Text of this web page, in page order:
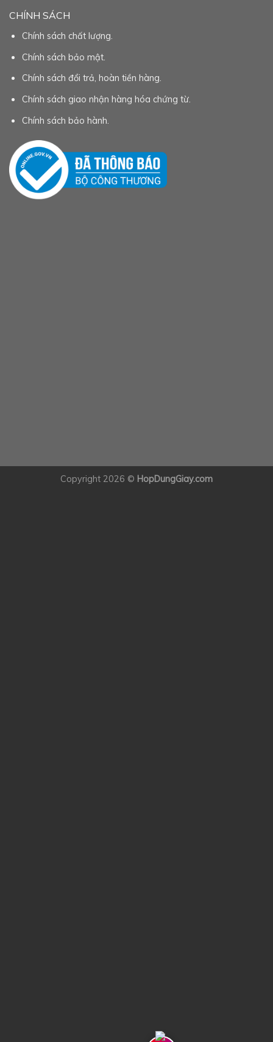
CHÍNH SÁCH
Chính sách chất lượng.
Chính sách bảo mật.
Chính sách đổi trả, hoàn tiền hàng.
Chính sách giao nhận hàng hóa chứng từ.
Chính sách bảo hành.
Copyright 2026 © HopDungGiay.com